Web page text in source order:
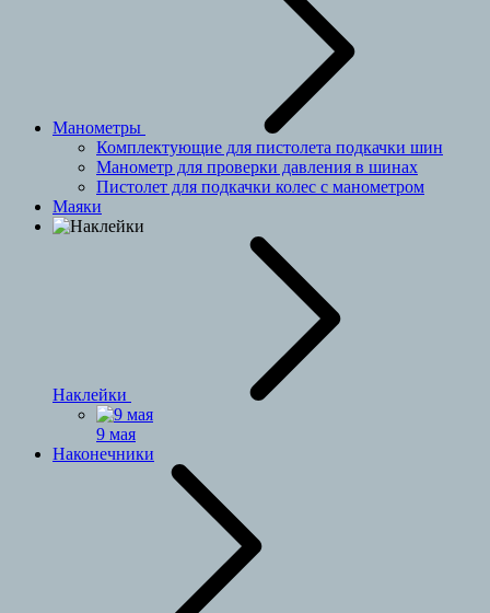
Манометры
Комплектующие для пистолета подкачки шин
Манометр для проверки давления в шинах
Пистолет для подкачки колес с манометром
Маяки
Наклейки
9 мая
Наконечники